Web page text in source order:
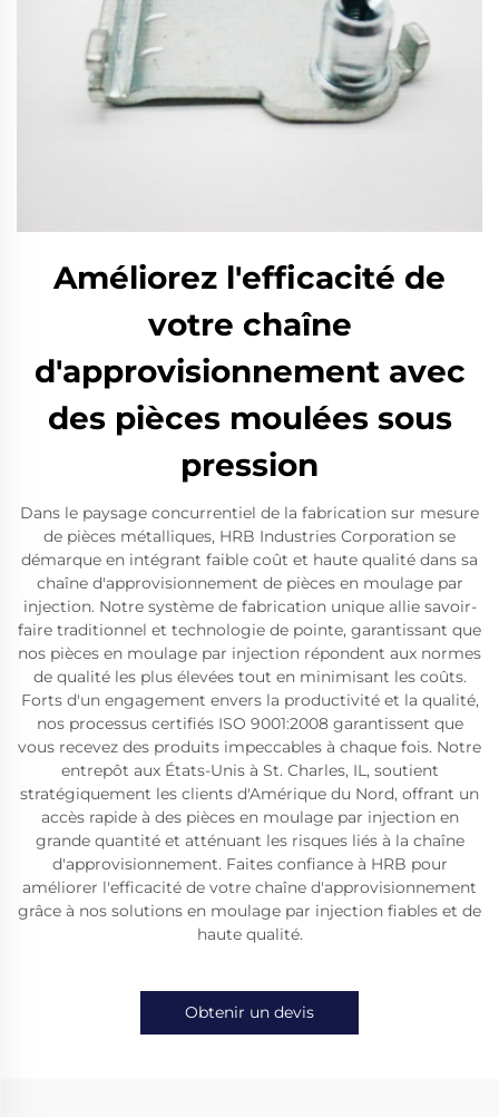
Améliorez l'efficacité de
votre chaîne
d'approvisionnement avec
des pièces moulées sous
pression
Dans le paysage concurrentiel de la fabrication sur mesure
de pièces métalliques, HRB Industries Corporation se
démarque en intégrant faible coût et haute qualité dans sa
chaîne d'approvisionnement de pièces en moulage par
injection. Notre système de fabrication unique allie savoir-
faire traditionnel et technologie de pointe, garantissant que
nos pièces en moulage par injection répondent aux normes
de qualité les plus élevées tout en minimisant les coûts.
Forts d'un engagement envers la productivité et la qualité,
nos processus certifiés ISO 9001:2008 garantissent que
vous recevez des produits impeccables à chaque fois. Notre
entrepôt aux États-Unis à St. Charles, IL, soutient
stratégiquement les clients d'Amérique du Nord, offrant un
accès rapide à des pièces en moulage par injection en
grande quantité et atténuant les risques liés à la chaîne
d'approvisionnement. Faites confiance à HRB pour
améliorer l'efficacité de votre chaîne d'approvisionnement
grâce à nos solutions en moulage par injection fiables et de
haute qualité.
Obtenir un devis